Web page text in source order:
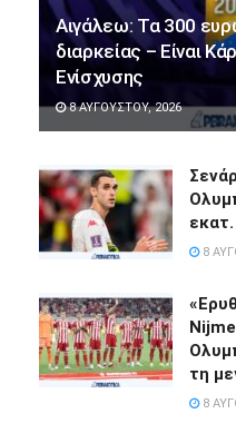
Αιγάλεω: Τα 300
διαρκείας – Είναι
Ενίσχυσης
8 ΑΥΓΟΎΣΤΟΥ, 2026
8
τη
8